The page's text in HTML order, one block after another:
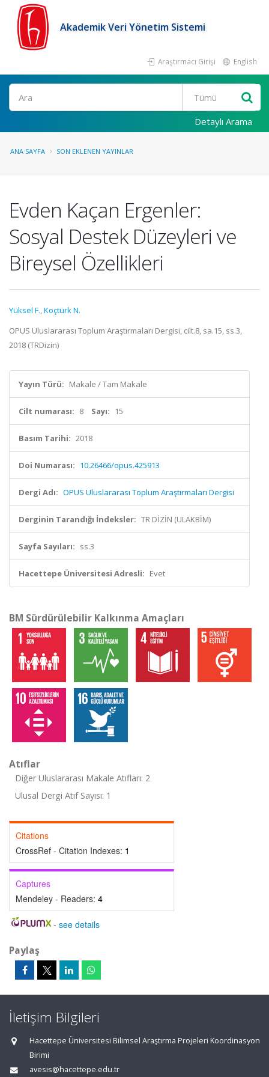
Akademik Veri Yönetim Sistemi
Araştırmacı Girişi English
Ara
Detaylı Arama
ANA SAYFA SON EKLENEN YAYINLAR
Evden Kaçan Ergenler:
Sosyal Destek Düzeyleri ve
Bireysel Özellikleri
Yüksel F.,Koçtürk N.
OPUS Uluslararası Toplum Araştırmaları Dergisi, cilt.8, sa.15, ss.3,
2018 (TRDizin)
Yayın Türü: Makale / Tam Makale
Cilt numarası: 8 Sayı: 15
Basım Tarihi: 2018
Doi Numarası: 10.26466/opus.425913
Dergi Adı: OPUS Uluslararası Toplum Araştırmaları Dergisi
Derginin Tarandığı İndeksler: TR DİZİN (ULAKBİM)
Sayfa Sayıları: ss.3
Hacettepe Üniversitesi Adresli: Evet
BM Sürdürülebilir Kalkınma Amaçları
Atıflar
Diğer Uluslararası Makale Atıfları: 2
Ulusal Dergi Atıf Sayısı: 1
Citations
CrossRef - Citation Indexes: 1
Captures
Mendeley - Readers: 4
- see details
Paylaş
İletişim Bilgileri
Hacettepe Üniversitesi Bilimsel Araştırma Projeleri Koordinasyon
Birimi
avesis@hacettepe.edu.tr